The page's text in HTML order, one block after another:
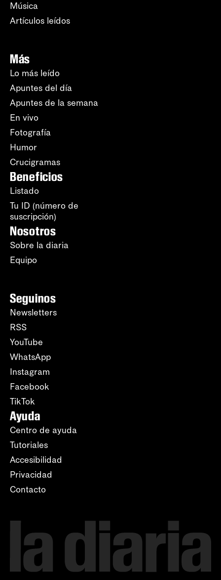
Música
Artículos leídos
Más
Lo más leído
Apuntes del día
Apuntes de la semana
En vivo
Fotografía
Humor
Crucigramas
Beneficios
Listado
Tu ID (número de
suscripción)
Nosotros
Sobre la diaria
Equipo
Seguinos
Newsletters
RSS
YouTube
WhatsApp
Instagram
Facebook
TikTok
Ayuda
Centro de ayuda
Tutoriales
Accesibilidad
Privacidad
Contacto